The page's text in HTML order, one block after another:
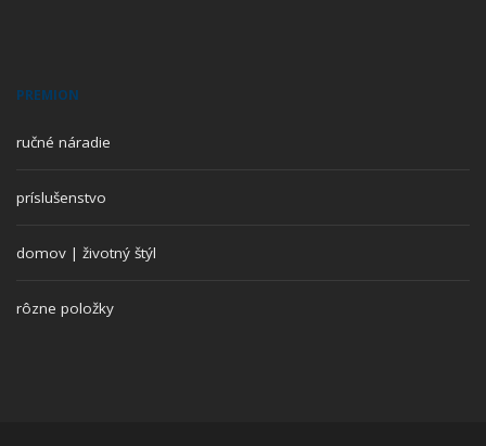
PREMION
ručné náradie
príslušenstvo
domov | životný štýl
rôzne položky